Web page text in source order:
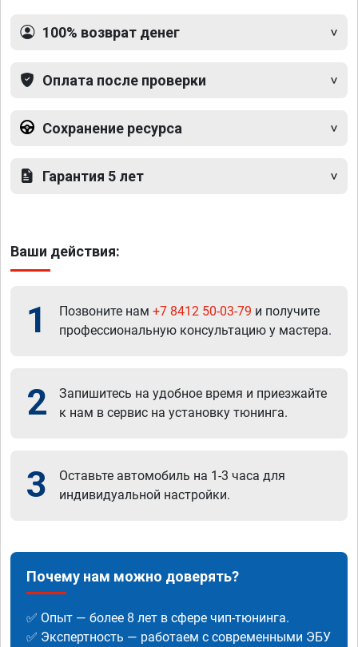
100% возврат денег
Оплата после проверки
Сохранение ресурса
Гарантия 5 лет
Ваши действия:
1 Позвоните нам +7 8412 50-03-79 и получите
профессиональную консультацию у мастера.
2
Запишитесь на удобное время и приезжайте
к нам в сервис на установку тюнинга.
3
Оставьте автомобиль на 1-3 часа для
индивидуальной настройки.
Почему нам можно доверять?
✅ Опыт — более 8 лет в сфере чип-тюнинга.
✅ Экспертность — работаем с современными ЭБУ